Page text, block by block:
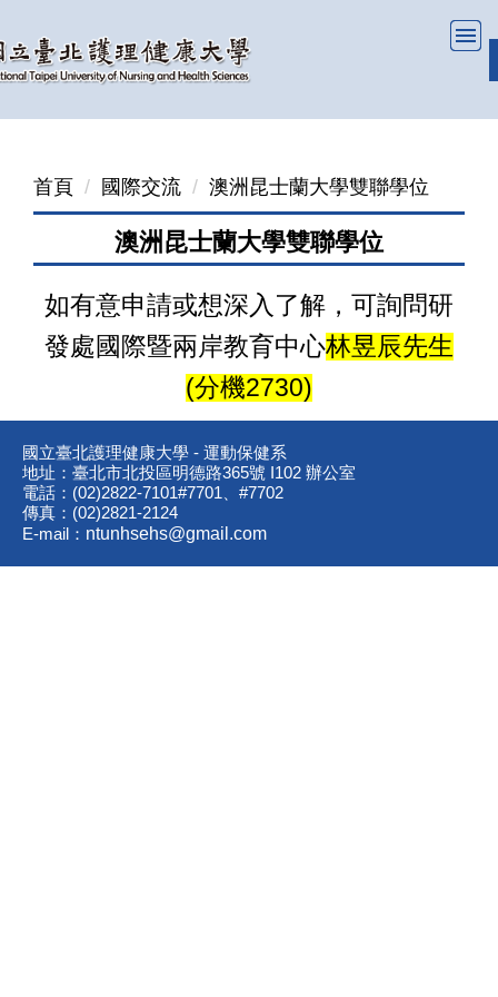
到
主
首頁 國際交流 澳洲昆士蘭大學雙聯學位
澳洲昆士蘭大學雙聯學位
如有意申請或想深入了解，可詢問研
發處國際暨兩岸教育中心林昱辰先生
(分機2730)
國立臺北護理健康大學 - 運動保健系
地址：臺北市北投區明德路365號 I102 辦公室
電話：(02)2822-7101#7701、#7702
傳真：(02)2821-2124
E-mail： ntunhsehs@gmail.com